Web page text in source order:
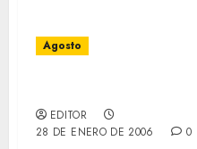
Agosto
EDITOR
28 DE ENERO DE 2006
0